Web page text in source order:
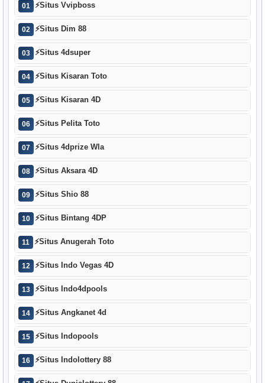
01 ⚡Situs Vvipboss
02 ⚡Situs Dim 88
03 ⚡Situs 4dsuper
04 ⚡Situs Kisaran Toto
05 ⚡Situs Kisaran 4D
06 ⚡Situs Pelita Toto
07 ⚡Situs 4dprize Wla
08 ⚡Situs Aksara 4D
09 ⚡Situs Shio 88
10 ⚡Situs Bintang 4DP
11 ⚡Situs Anugerah Toto
12 ⚡Situs Indo Vegas 4D
13 ⚡Situs Indo4dpools
14 ⚡Situs Angkanet 4d
15 ⚡Situs Indopools
16 ⚡Situs Indolottery 88